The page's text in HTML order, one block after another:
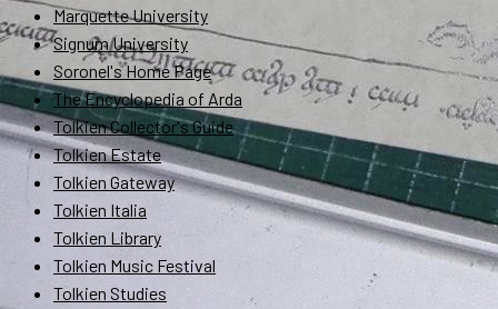
Marquette University
Signum University
Soronel's Home Page
The Encyclopedia of Arda
Tolkien Collector's Guide
Tolkien Estate
Tolkien Gateway
Tolkien Italia
Tolkien Library
Tolkien Music Festival
Tolkien Studies